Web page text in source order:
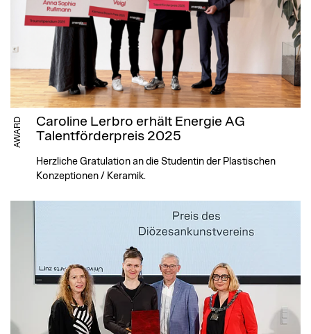
AWARD
Caroline Lerbro erhält Energie AG
Talentförderpreis 2025
Herzliche Gratulation an die Studentin der Plastischen
Konzeptionen / Keramik.